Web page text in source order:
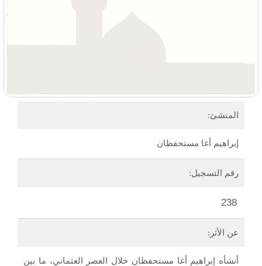
المنشئ:
إبراهيم أغا مستحفظان
رقم التسجيل:
238
عن الأثر:
أنشأه إبراهيم أغا مستحفظان خلال العصر العثماني، ما بين